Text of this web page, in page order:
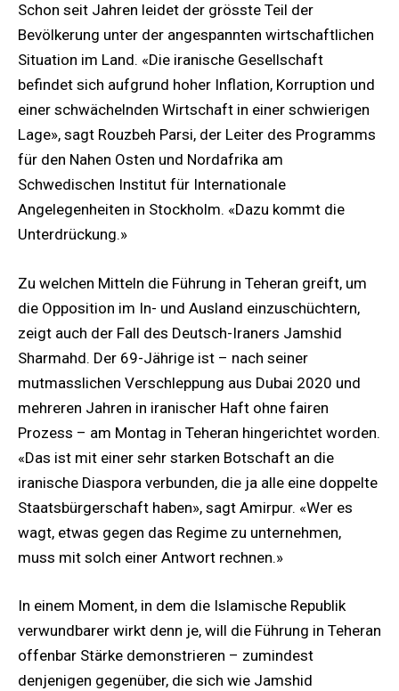
Schon seit Jahren leidet der grösste Teil der
Bevölkerung unter der angespannten wirtschaftlichen
Situation im Land. «Die iranische Gesellschaft
befindet sich aufgrund hoher Inflation, Korruption und
einer schwächelnden Wirtschaft in einer schwierigen
Lage», sagt Rouzbeh Parsi, der Leiter des Programms
für den Nahen Osten und Nordafrika am
Schwedischen Institut für Internationale
Angelegenheiten in Stockholm. «Dazu kommt die
Unterdrückung.»
Zu welchen Mitteln die Führung in Teheran greift, um
die Opposition im In- und Ausland einzuschüchtern,
zeigt auch der Fall des Deutsch-Iraners Jamshid
Sharmahd. Der 69-Jährige ist – nach seiner
mutmasslichen Verschleppung aus Dubai 2020 und
mehreren Jahren in iranischer Haft ohne fairen
Prozess – am Montag in Teheran hingerichtet worden.
«Das ist mit einer sehr starken Botschaft an die
iranische Diaspora verbunden, die ja alle eine doppelte
Staatsbürgerschaft haben», sagt Amirpur. «Wer es
wagt, etwas gegen das Regime zu unternehmen,
muss mit solch einer Antwort rechnen.»
In einem Moment, in dem die Islamische Republik
verwundbarer wirkt denn je, will die Führung in Teheran
offenbar Stärke demonstrieren – zumindest
denjenigen gegenüber, die sich wie Jamshid